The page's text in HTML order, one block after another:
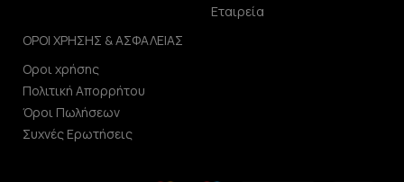
Εταιρεία
ΟΡΟΙ ΧΡΗΣΗΣ & ΑΣΦΑΛΕΙΑΣ
Οροι χρήσης
Πολιτική Απορρήτου
Όροι Πωλήσεων
Συχνές Ερωτήσεις